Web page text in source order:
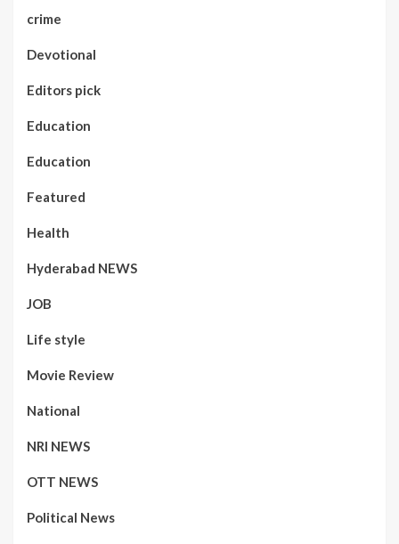
crime
Devotional
Editors pick
Education
Education
Featured
Health
Hyderabad NEWS
JOB
Life style
Movie Review
National
NRI NEWS
OTT NEWS
Political News